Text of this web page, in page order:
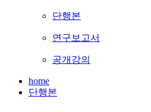
단행본
연구보고서
공개강의
home
단행본